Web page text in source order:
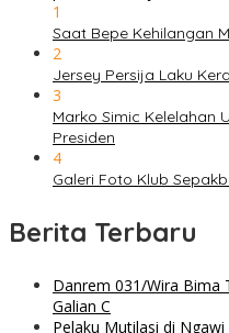
1
Saat Bepe Kehilangan
2
Jersey Persija Laku
3
Marko Simic Kelelahan
Presiden
4
Galeri Foto Klub
Berita Terbaru
Danrem 031/Wira Bima
Galian C
Pelaku Mutilasi di